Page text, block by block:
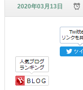
2020年03月13日